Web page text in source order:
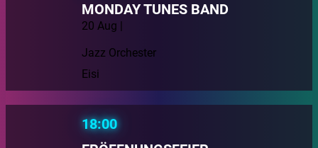
MONDAY TUNES BAND
20 Aug |
Jazz Orchester
Eisi
18:00